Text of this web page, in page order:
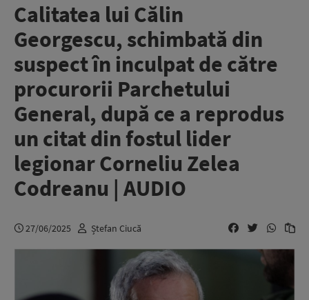
Calitatea lui Călin
Georgescu, schimbată din
suspect în inculpat de către
procurorii Parchetului
General, după ce a reprodus
un citat din fostul lider
legionar Corneliu Zelea
Codreanu | AUDIO
27/06/2025 Ștefan Ciucă